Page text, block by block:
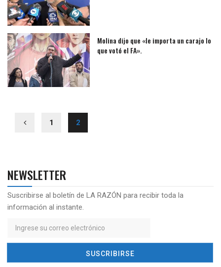
Molina dijo que «le importa un carajo lo
que votó el FA».
1 2
NEWSLETTER
Suscribirse al boletín de LA RAZÓN para recibir toda la
información al instante.